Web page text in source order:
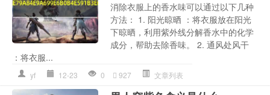
消除衣服上的香水味可以通过以下几种
方法： 1. 阳光晾晒 ：将衣服放在阳光
下晾晒，利用紫外线分解香水中的化学
成分，帮助去除香味。 2. 通风处风干
：将衣服...
yf 12-23 0 927 文章列表